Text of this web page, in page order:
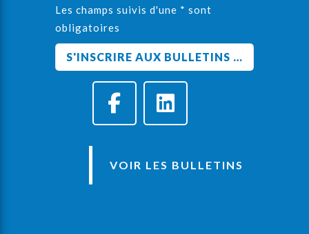
Les champs suivis d'une * sont
obligatoires
VOIR LES BULLETINS